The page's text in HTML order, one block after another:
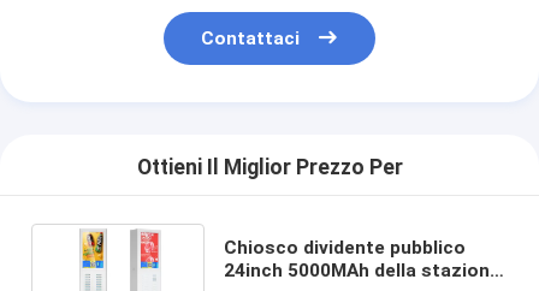
Contattaci
Ottieni Il Miglior Prezzo Per
Chiosco dividente pubblico
24inch 5000MAh della stazione